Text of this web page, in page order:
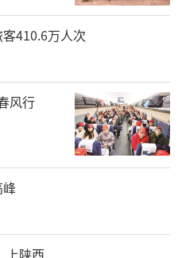
容科”相关表述。
网上能查到两款，一
科”表述，另一款虽
适用于“人体肩颈、腰
目改善面部松弛“无风
安高一生医疗美容医
410.6万人次
风行